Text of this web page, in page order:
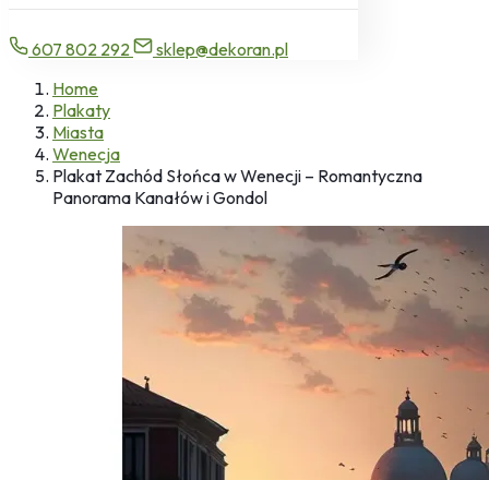
607 802 292
sklep@dekoran.pl
Home
Plakaty
Miasta
Wenecja
Plakat Zachód Słońca w Wenecji – Romantyczna
Panorama Kanałów i Gondol